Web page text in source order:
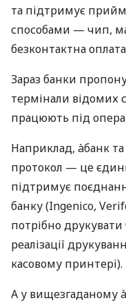
та підтримує
способами — чип,
безконтактна
Зараз банки
термінали відомих
працюють під
Наприклад, àбанк
протокол — це
підтримує
банку (Ingenico,
потрібно друкувати
реалізації
касовому принтері).
А у вищезгаданому